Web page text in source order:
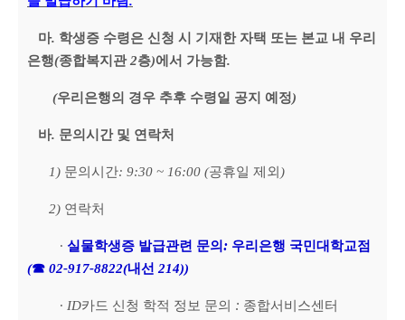
마. 학생증 수령은 신청 시 기재한 자택 또는 본교 내 우리
은행(종합복지관 2층)에서 가능함.
(우리은행의 경우 추후 수령일 공지 예정)
바. 문의시간 및 연락처
1) 문의시간: 9:30 ~ 16:00 (공휴일 제외 )
2) 연락처
∙ 실물학생증 발급관련 문의: 우리은행 국민대학교점
(☎ 02-917-8822(내선 214))
∙ ID카드 신청 학적 정보 문의 : 종합서비스센터